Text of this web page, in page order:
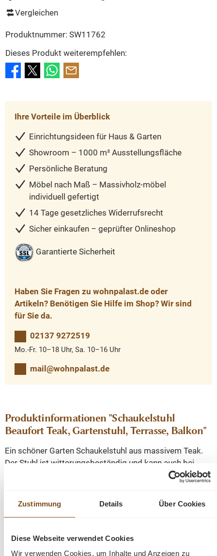
Zustimmung Details Über Cookies
Diese Webseite verwendet Cookies
Wir verwenden Cookies, um Inhalte und Anzeigen zu
Vergleichen
Produktnummer: SW11762
Dieses Produkt weiterempfehlen:
Ihre Vorteile im Überblick
Einrichtungsideen für Haus & Garten
Showroom – 1000 m² Ausstellungsfläche
Persönliche Beratung
Möbel nach Maß – Massivholz-möbel
individuell gefertigt
14 Tage gesetzliches Widerrufsrecht
Sicher einkaufen – geprüfter Onlineshop
Garantierte Sicherheit
Haben Sie Fragen zu wohnpalast.de oder
Artikeln? Benötigen Sie Hilfe im Shop? Wir sind
für Sie da.
02137 9272519
Mo.-Fr. 10–18 Uhr, Sa. 10–16 Uhr
mail@wohnpalast.de
Produktinformationen "Schaukelstuhl
Beaufort Teak, Gartenstuhl, Terrasse, Balkon"
Ein schöner Garten Schaukelstuhl aus massivem Teak.
Der Stuhl ist witterungsbeständig und kann auch bei
Wind und Regen draußen stehen. Premium Teak- robust
Sitz- und Rückenfläche und bietet Ihnen dadurch einen
und Tische finden Sie auch in unserem Onlineshop.